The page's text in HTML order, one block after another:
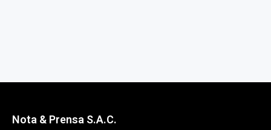
Nota & Prensa S.A.C.